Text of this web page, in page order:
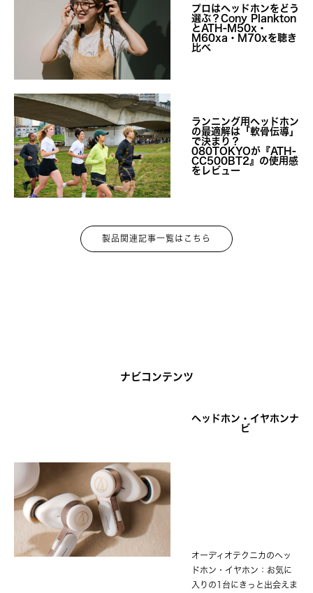
プロはヘッドホンをどう
選ぶ？Cony Plankton
とATH-M50x・
M60xa・M70xを聴き
比べ
ランニング用ヘッドホン
の最適解は「軟骨伝導」
で決まり？
080TOKYOが『ATH-
CC500BT2』の使用感
をレビュー
製品関連記事一覧はこちら
ナビコンテンツ
ヘッドホン・イヤホンナ
ビ
オーディオテクニカのヘッ
ドホン・イヤホン：お気に
入りの1台にきっと出会えま